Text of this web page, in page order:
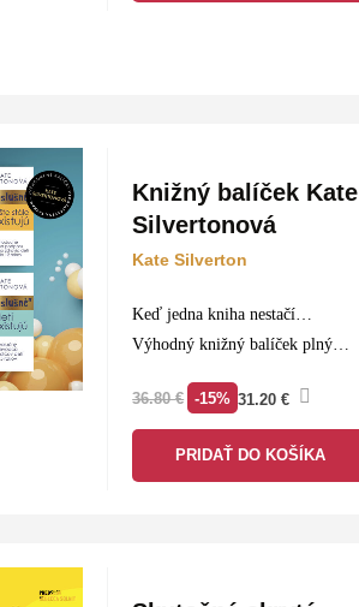
Knižný balíček Kate
Silvertonová
Kate Silverton
Keď jedna kniha nestačí…
Výhodný knižný balíček plný
voľbou pre každého knihomoľa.
36.80€ -15% 31.20€
PRIDAŤ DO KOŠÍKA